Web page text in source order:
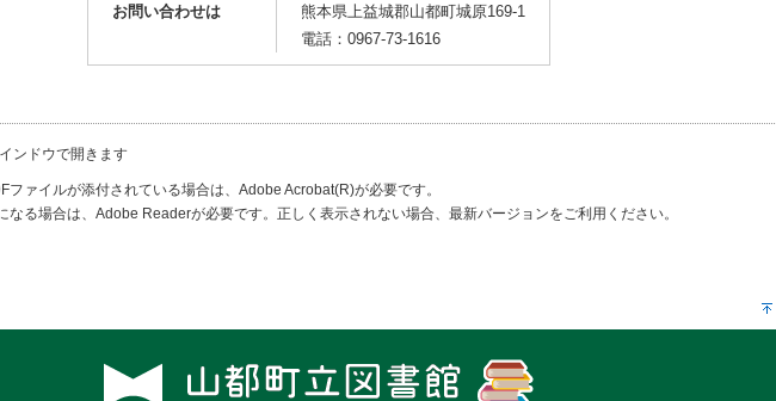
お問い合わせは
熊本県上益城郡山都町城原169-1
電話： 0967-73-1616
ンドウで開きます
ァイルが添付されている場合は、Adobe Acrobat(R)が必要です。
なる場合は、Adobe Readerが必要です。正しく表示されない場合、最新バージョンをご利用ください。